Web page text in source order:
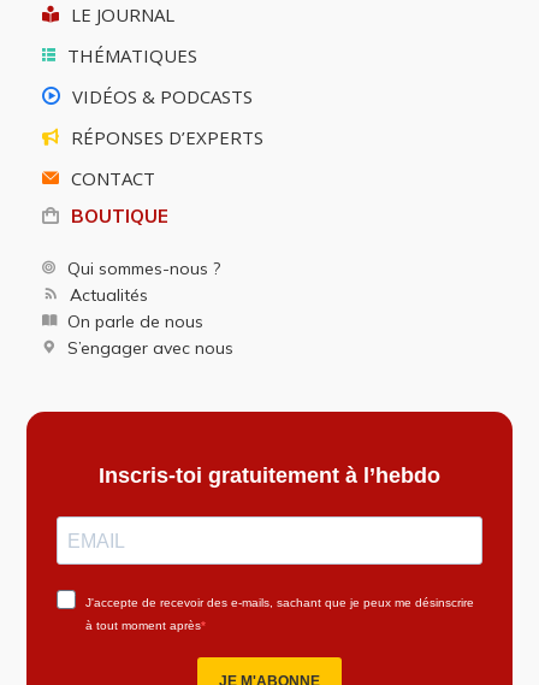
LE JOURNAL
THÉMATIQUES
VIDÉOS & PODCASTS
RÉPONSES D’EXPERTS
CONTACT
BOUTIQUE
Qui sommes-nous ?
Actualités
On parle de nous
S’engager avec nous